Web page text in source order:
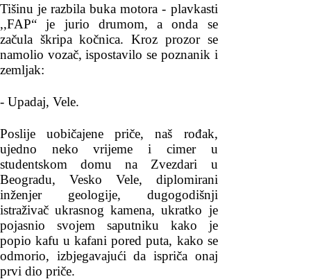
Tišinu je razbila buka motora - plavkasti
,,FAP“ je jurio drumom, a onda se
začula škripa kočnica. Kroz prozor se
namolio vozač, ispostavilo se poznanik i
zemljak:
- Upadaj, Vele.
Poslije uobičajene priče, naš rođak,
ujedno neko vrijeme i cimer u
studentskom domu na Zvezdari u
Beogradu, Vesko Vele, diplomirani
inženjer geologije, dugogodišnji
istraživač ukrasnog kamena, ukratko je
pojasnio svojem saputniku kako je
popio kafu u kafani pored puta, kako se
odmorio, izbjegavajući da ispriča onaj
prvi dio priče.